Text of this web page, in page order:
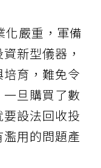
化嚴重，軍備
新型儀器，
育，難免令
旦購買了數
設法回收投
用的問題產